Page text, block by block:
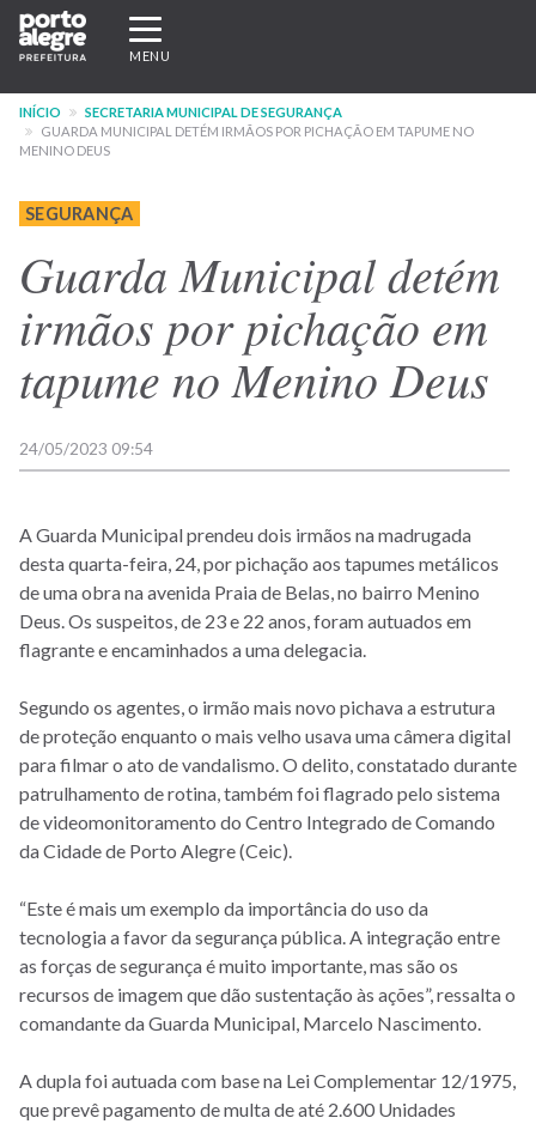
Pular
para
conteúdo
principal
Expandir/recolher
navegação
MENU
INÍCIO
SECRETARIA MUNICIPAL DE SEGURANÇA
GUARDA MUNICIPAL DETÉM IRMÃOS POR PICHAÇÃO EM TAPUME NO
MENINO DEUS
SEGURANÇA
Guarda Municipal detém
irmãos por pichação em
tapume no Menino Deus
24/05/2023 09:54
A Guarda Municipal prendeu dois irmãos na madrugada
desta quarta-feira, 24, por pichação aos tapumes metálicos
de uma obra na avenida Praia de Belas, no bairro Menino
Deus. Os suspeitos, de 23 e 22 anos, foram autuados em
flagrante e encaminhados a uma delegacia.
Segundo os agentes, o irmão mais novo pichava a estrutura
de proteção enquanto o mais velho usava uma câmera digital
para filmar o ato de vandalismo. O delito, constatado durante
patrulhamento de rotina, também foi flagrado pelo sistema
de videomonitoramento do Centro Integrado de Comando
da Cidade de Porto Alegre (Ceic).
“Este é mais um exemplo da importância do uso da
tecnologia a favor da segurança pública. A integração entre
as forças de segurança é muito importante, mas são os
recursos de imagem que dão sustentação às ações”, ressalta o
comandante da Guarda Municipal, Marcelo Nascimento.
A dupla foi autuada com base na Lei Complementar 12/1975,
que prevê pagamento de multa de até 2.600 Unidades